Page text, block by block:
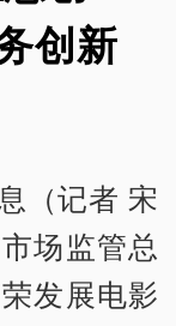
创新
（记者 宋
场监管总
发展电影